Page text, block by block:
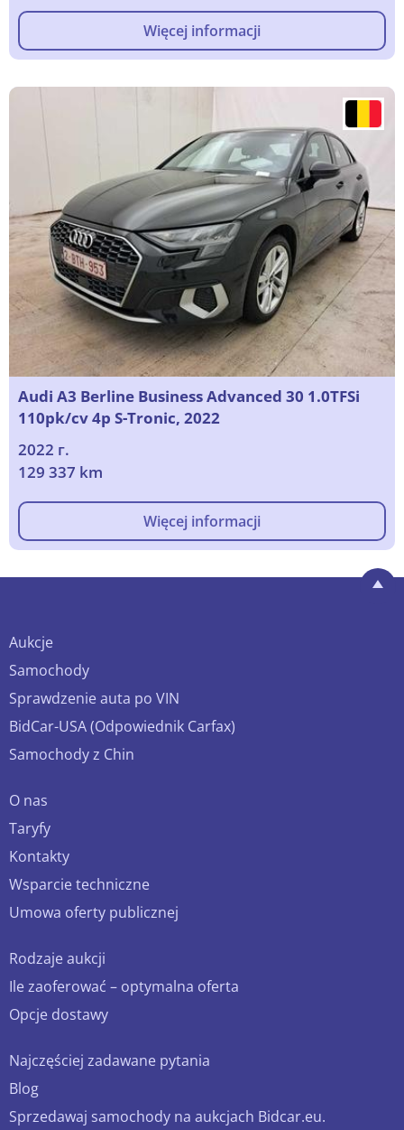
Więcej informacji
Audi A3 Berline Business Advanced 30 1.0TFSi
110pk/cv 4p S-Tronic, 2022
2022 г.
129 337 km
Więcej informacji
Aukcje
Samochody
Sprawdzenie auta po VIN
BidCar-USA (Odpowiednik Carfax)
Samochody z Chin
O nas
Taryfy
Kontakty
Wsparcie techniczne
Umowa oferty publicznej
Rodzaje aukcji
Ile zaoferować – optymalna oferta
Opcje dostawy
Najczęściej zadawane pytania
Blog
Sprzedawaj samochody na aukcjach Bidcar.eu.